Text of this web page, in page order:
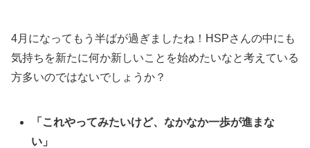
4月になってもう半ばが過ぎましたね！HSPさんの中にも
気持ちを新たに何か新しいことを始めたいなと考えている
方多いのではないでしょうか？
「これやってみたいけど、なかなか一歩が進まな
い」